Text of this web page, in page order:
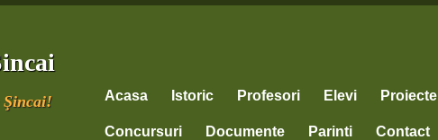
Şincai! Acasa Istoric Profesori Elevi Proiecte
Concursuri Documente Parinti Contact